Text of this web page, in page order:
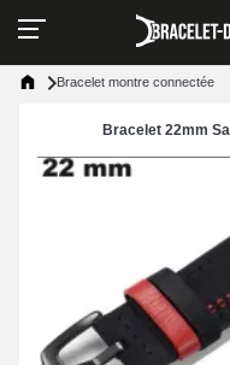
Bracelet montre connectée
Bracelet 22mm